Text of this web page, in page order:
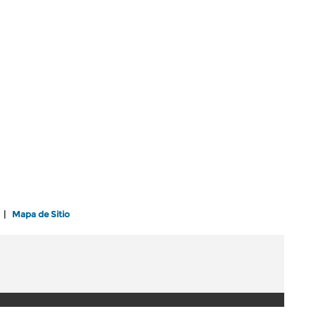
Mapa de Sitio